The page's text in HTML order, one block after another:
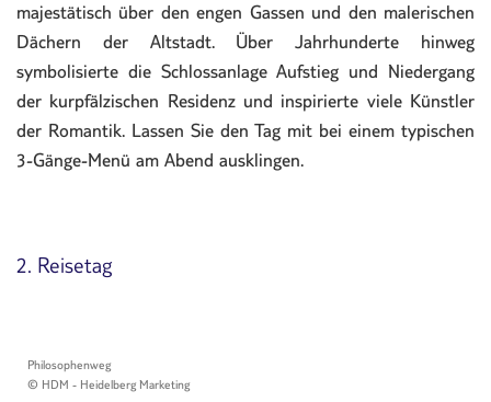
majestätisch über den engen Gassen und den malerischen
Dächern der Altstadt. Über Jahrhunderte hinweg
symbolisierte die Schlossanlage Aufstieg und Niedergang
der kurpfälzischen Residenz und inspirierte viele Künstler
der Romantik. Lassen Sie den Tag mit bei einem typischen
3-Gänge-Menü am Abend ausklingen.
2. Reisetag
Philosophenweg
© HDM - Heidelberg Marketing